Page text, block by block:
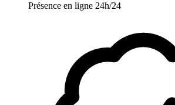
Présence en ligne 24h/24